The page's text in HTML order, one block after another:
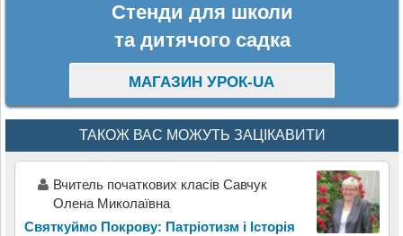
Стенди для школи
та дитячого садка
МАГАЗИН УРОК-UA
ТАКОЖ ВАС МОЖУТЬ ЗАЦІКАВИТИ
Вчитель початкових класів Савчук
Олена Миколаївна
Святкуймо Покрову: Патріотизм і Історія